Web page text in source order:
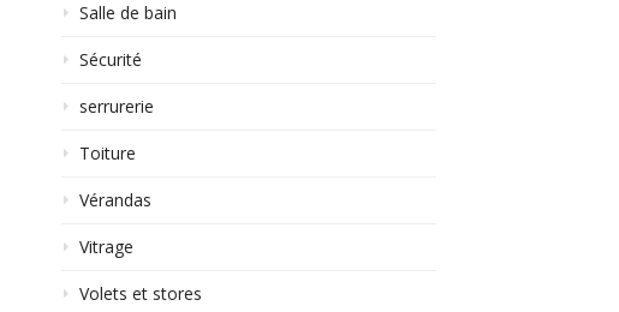
Salle de bain
Sécurité
serrurerie
Toiture
Vérandas
Vitrage
Volets et stores